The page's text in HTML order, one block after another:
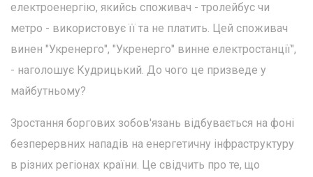
електроенергію, якийсь споживач - тролейбус чи
метро - використовує її та не платить. Цей споживач
винен "Укренерго", "Укренерго" винне електростанції",
- наголошує Кудрицький. До чого це призведе у
майбутньому?
Зростання боргових зобов'язань відбувається на фоні
безперервних нападів на енергетичну інфраструктуру
в різних регіонах країни. Це свідчить про те, що